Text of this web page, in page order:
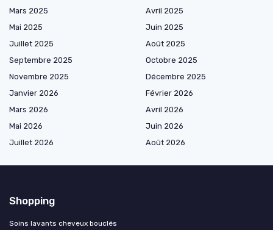
Mars 2025
Avril 2025
Mai 2025
Juin 2025
Juillet 2025
Août 2025
Septembre 2025
Octobre 2025
Novembre 2025
Décembre 2025
Janvier 2026
Février 2026
Mars 2026
Avril 2026
Mai 2026
Juin 2026
Juillet 2026
Août 2026
Shopping
Soins lavants cheveux bouclés